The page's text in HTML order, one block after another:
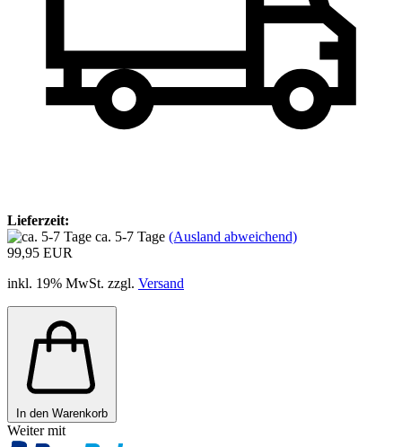
Lieferzeit:
ca. 5-7 Tage (Ausland abweichend)
99,95 EUR
inkl. 19% MwSt. zzgl. Versand
In den Warenkorb
Weiter mit